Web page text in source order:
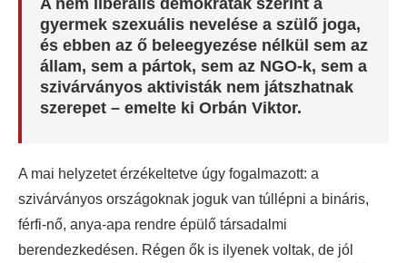
A nem liberális demokraták szerint a
gyermek szexuális nevelése a szülő joga,
és ebben az ő beleegyezése nélkül sem az
állam, sem a pártok, sem az NGO-k, sem a
szivárványos aktivisták nem játszhatnak
szerepet – emelte ki Orbán Viktor.
A mai helyzetet érzékeltetve úgy fogalmazott: a
szivárványos országoknak joguk van túllépni a bináris,
férfi-nő, anya-apa rendre épülő társadalmi
berendezkedésen. Régen ők is ilyenek voltak, de jól